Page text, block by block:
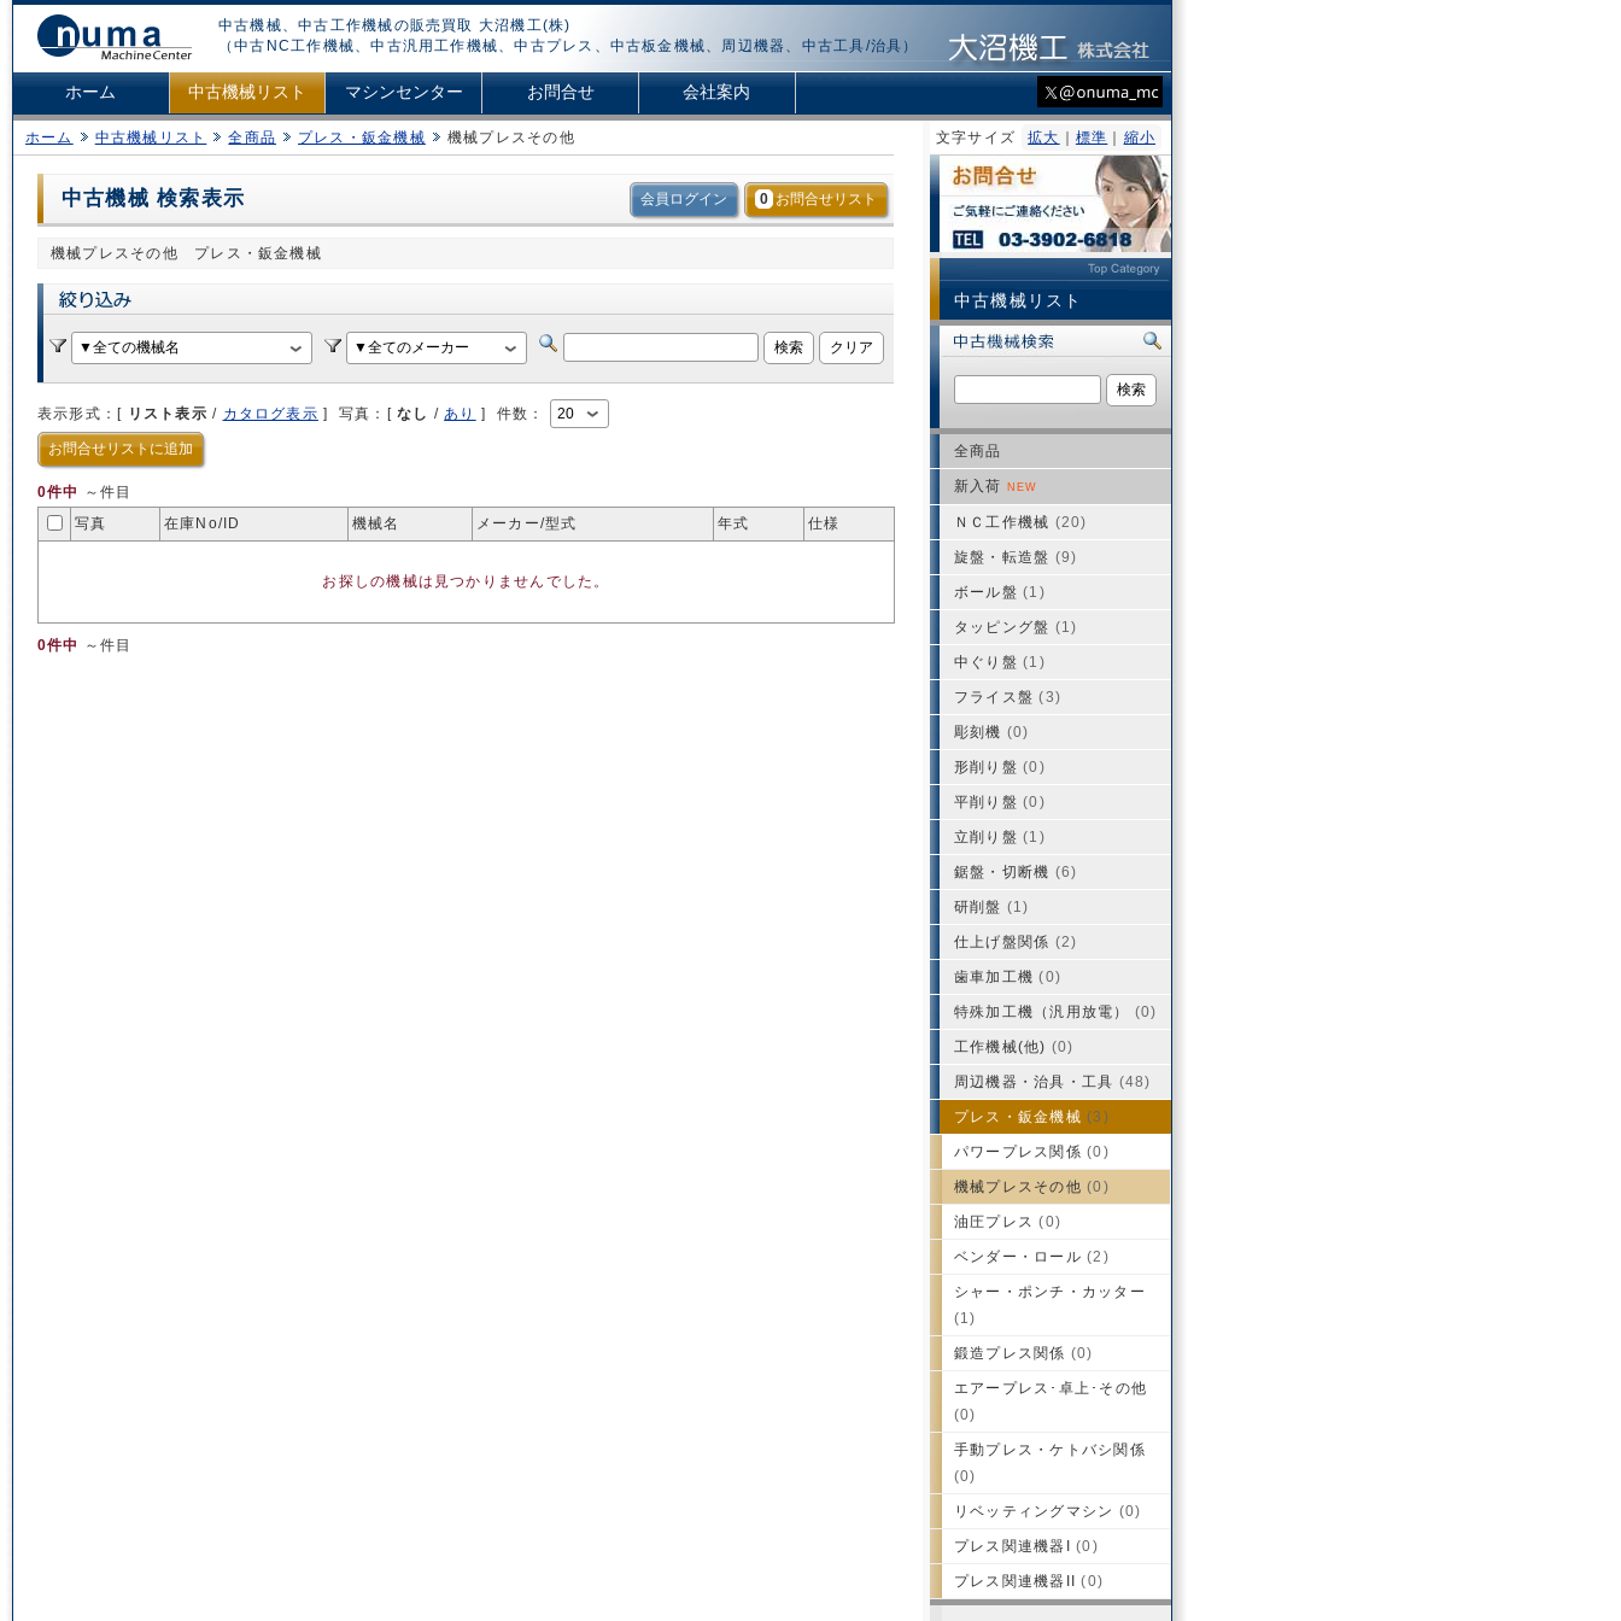
中古機械、中古工作機械の販売買取 大沼機工(株)
（中古NC工作機械、中古汎用工作機械、中古プレス、中古板金機械、周辺機器、中古工具/治具）
ホーム 中古機械リスト マシンセンター お問合せ 会社案内
ホーム 中古機械リスト 全商品 プレス・鈑金機械 機械プレスその他
0 お問合せリスト
会員ログイン
中古機械 検索表示
機械プレスその他 プレス・鈑金機械
表示形式：[ リスト表示 / カタログ表示 ] 写真：[ なし / あり ] 件数：
お問合せリストに追加
0件中
～件目
写真
在庫No/ID 機械名 メーカー/型式 年式 仕様
0件中 ～件目
お探しの機械は見つかりませんでした。
文字サイズ 拡大 標準 縮小
中古機械リスト
全商品
新入荷 NEW
ＮＣ工作機械 (20)
旋盤・転造盤 (9)
ボール盤 (1)
タッピング盤 (1)
中ぐり盤 (1)
フライス盤 (3)
彫刻機 (0)
形削り盤 (0)
平削り盤 (0)
立削り盤 (1)
鋸盤・切断機 (6)
研削盤 (1)
仕上げ盤関係 (2)
歯車加工機 (0)
特殊加工機（汎用放電） (0)
工作機械(他) (0)
周辺機器・治具・工具 (48)
プレス・鈑金機械 (3)
パワープレス関係 (0)
機械プレスその他 (0)
油圧プレス (0)
ベンダー・ロール (2)
シャー・ポンチ・カッター
(1)
鍛造プレス関係 (0)
エアープレス･卓上･その他
(0)
手動プレス・ケトバシ関係
(0)
リベッティングマシン (0)
プレス関連機器I (0)
プレス関連機器II (0)